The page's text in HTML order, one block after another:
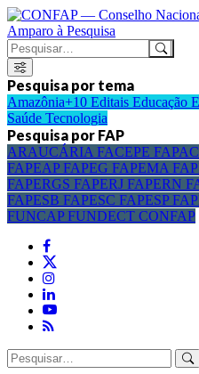
Pesquisa por tema
Amazônia+10 Editais Educação
Saúde Tecnologia
Pesquisa por FAP
ARAUCÁRIA FACEPE FAPAC
FAPEAPFAPEG FAPEMA
FAPERGS FAPERJ FAPERN
FAPESB FAPESC FAPESP
FUNCAPFUNDECT CONFAP